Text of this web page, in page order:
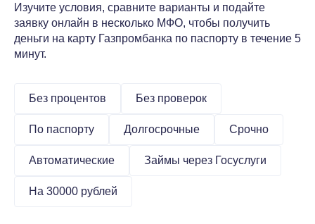
Изучите условия, сравните варианты и подайте
заявку онлайн в несколько МФО, чтобы получить
деньги на карту Газпромбанка по паспорту в течение 5
минут.
Без процентов Без проверок
По паспорту Долгосрочные Срочно
Автоматические Займы через Госуслуги
На 30000 рублей